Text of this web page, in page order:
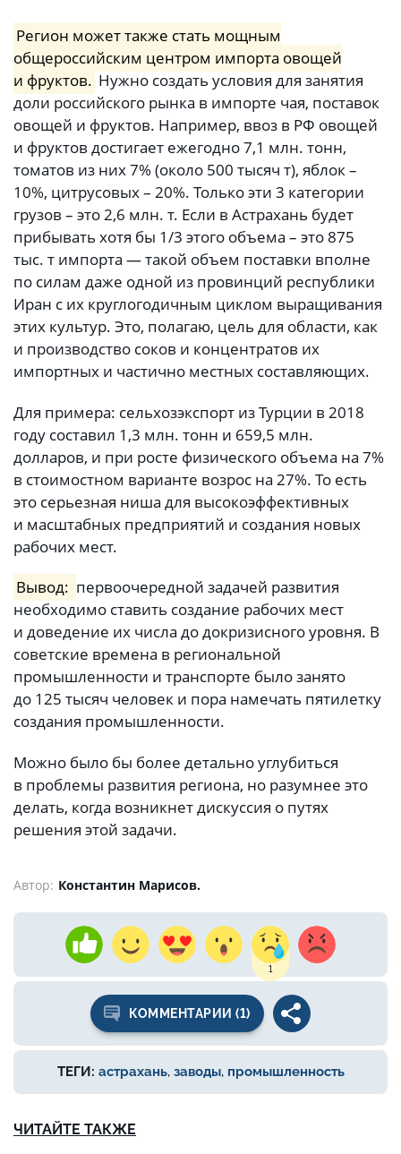
Регион может также стать мощным
общероссийским центром импорта овощей
и фруктов. Нужно создать условия для занятия
доли российского рынка в импорте чая, поставок
овощей и фруктов. Например, ввоз в РФ овощей
и фруктов достигает ежегодно 7,1 млн. тонн,
томатов из них 7% (около 500 тысяч т), яблок –
10%, цитрусовых – 20%. Только эти 3 категории
грузов – это 2,6 млн. т. Если в Астрахань будет
прибывать хотя бы 1/3 этого объема – это 875
тыс. т импорта — такой объем поставки вполне
по силам даже одной из провинций республики
Иран с их круглогодичным циклом выращивания
этих культур. Это, полагаю, цель для области, как
и производство соков и концентратов их
импортных и частично местных составляющих.
Для примера: сельхозэкспорт из Турции в 2018
году составил 1,3 млн. тонн и 659,5 млн.
долларов, и при росте физического объема на 7%
в стоимостном варианте возрос на 27%. То есть
это серьезная ниша для высокоэффективных
и масштабных предприятий и создания новых
рабочих мест.
Вывод: первоочередной задачей развития
необходимо ставить создание рабочих мест
и доведение их числа до докризисного уровня. В
советские времена в региональной
промышленности и транспорте было занято
до 125 тысяч человек и пора намечать пятилетку
создания промышленности.
Можно было бы более детально углубиться
в проблемы развития региона, но разумнее это
делать, когда возникнет дискуссия о путях
решения этой задачи.
Автор: Константин Марисов.
1
КОММЕНТАРИИ (1)
ТЕГИ: астрахань, заводы, промышленность
ЧИТАЙТЕ ТАКЖЕ